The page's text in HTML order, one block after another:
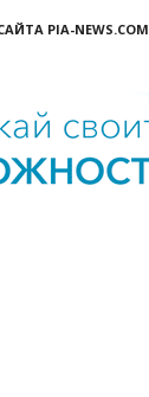
PIA-NEWS.COM